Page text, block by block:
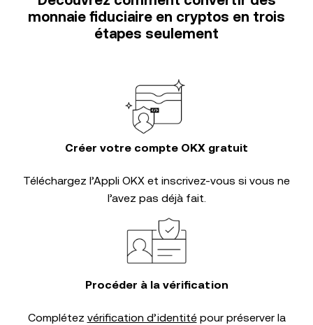
monnaie fiduciaire en cryptos en trois
étapes seulement
Créer votre compte OKX gratuit
Téléchargez l’Appli OKX et inscrivez-vous si vous ne
l’avez pas déjà fait.
Procéder à la vérification
Complétez vérification d’identitépour préserver la